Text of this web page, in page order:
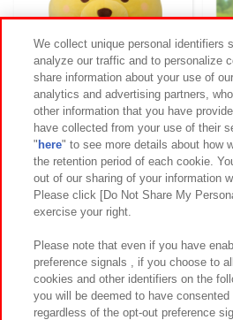
くまのプーさん スーパーギガザッ
カもちもちクッション
2026年7月10日～登場
ポケ
とぬ
We collect unique personal identifiers
analyze our traffic and to personalize
share information about your use of
analytics and advertising partners,
other information that you have
have collected from your use of their
" here" to see more details about how
the retention period of each cookie.
out of our sharing of your information
Please click [Do Not Share My
exercise your right.
Please note that even if you have
preference signals , if you choose to
cookies and other identifiers on the
you will be deemed to have
regardless of the opt-out preference